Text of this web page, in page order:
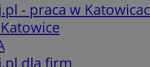
- praca w
dla firm